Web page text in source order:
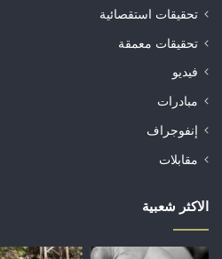
تحقيقات استقصائية
تحقيقات معمقة
فيديو
مبادرات
إنفوجراف
مقابلات
الاكثر شعبية